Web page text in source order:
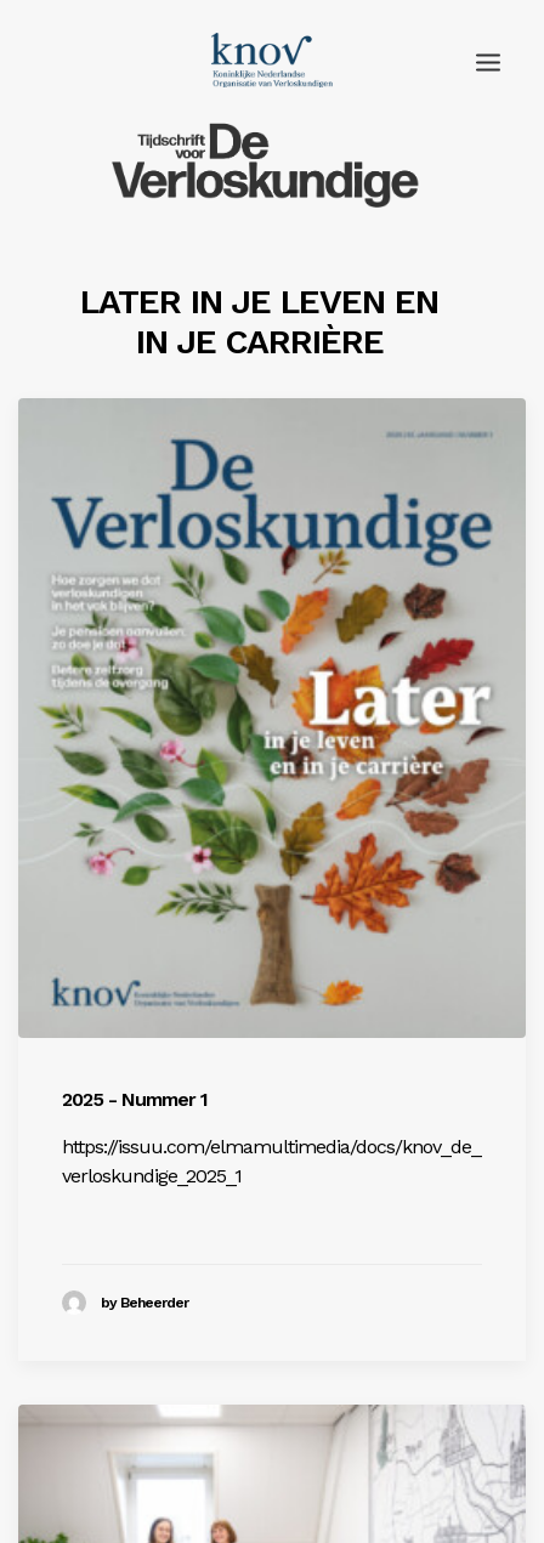
Inloggen
LATER IN JE LEVEN EN
IN JE CARRIÈRE
2025 - Nummer 1
https://issuu.com/elmamultimedia/docs/knov_de_
verloskundige_2025_1
by Beheerder